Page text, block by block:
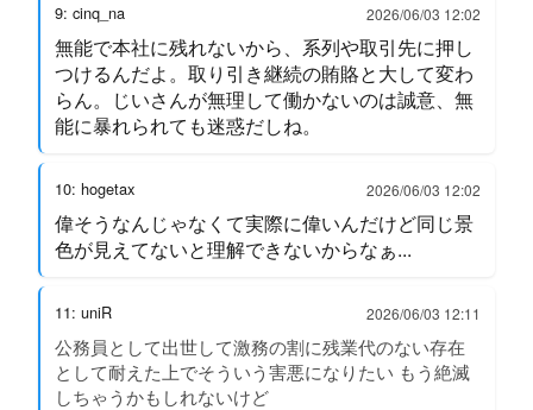
9: cinq_na 2026/06/03 12:02
無能で本社に残れないから、系列や取引先に押し
つけるんだよ。取り引き継続の賄賂と大して変わ
らん。じいさんが無理して働かないのは誠意、無
能に暴れられても迷惑だしね。
10: hogetax 2026/06/03 12:02
偉そうなんじゃなくて実際に偉いんだけど同じ景
色が見えてないと理解できないからなぁ...
11: uniR 2026/06/03 12:11
公務員として出世して激務の割に残業代のない存在
として耐えた上でそういう害悪になりたい もう絶滅
しちゃうかもしれないけど